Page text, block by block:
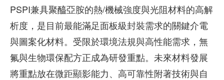
PSPI兼具聚醯亞胺的熱/機械強度與光阻材料的高解
析度，是目前最能滿足面板級封裝需求的關鍵介電
與圖案化材料。受限於環境法規與高性能需求，無
氟與生物環保配方正成為研發重點。未來材料發展
將重點放在微距顯影能力、高可靠性附著技術與自